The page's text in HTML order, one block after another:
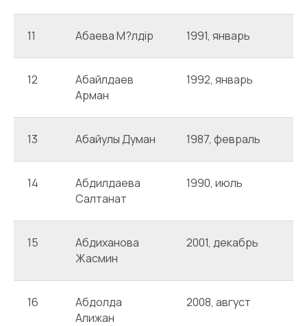
11 Абаева М?лдір 1991, январь
12
Абайлдаев
Арман
1992, январь
13 Абайулы Думан 1987, февраль
14
Абдилдаева
Салтанат
1990, июль
15
Абдиханова
Жасмин
2001, декабрь
16
Абдолда
Алижан
2008, август